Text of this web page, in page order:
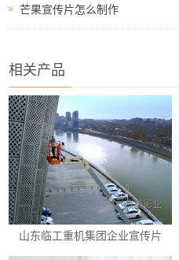
芒果宣传片怎么制作
相关产品
山东临工重机集团企业宣传片